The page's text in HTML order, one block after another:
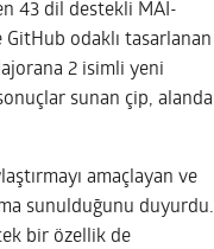
43 dil destekli MAI-
GitHub odaklı tasarlanan
2 isimli yeni
sunan çip, alanda
amaçlayan ve
sunulduğunu duyurdu.
bir özellik de